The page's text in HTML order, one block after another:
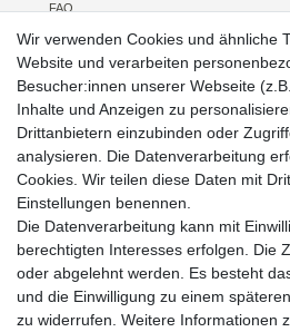
FAQ
Kontakt
Über uns
Veranstaltungen
RECHTLICHES
AGB
Impressum
Widerrufsrecht
Datenschutz
Wir verwenden Cookies und ähnliche
Website und verarbeiten
Besucher:innen unserer Webseite
Inhalte und Anzeigen zu
Drittanbietern einzubinden oder
analysieren. Die Datenverarbeitung
Cookies. Wir teilen diese Daten mit
Einstellungen benennen.
Die Datenverarbeitung kann mit
berechtigten Interesses erfolgen. Die
oder abgelehnt werden. Es besteht
und die Einwilligung zu einem
zu widerrufen. Weitere Informationen